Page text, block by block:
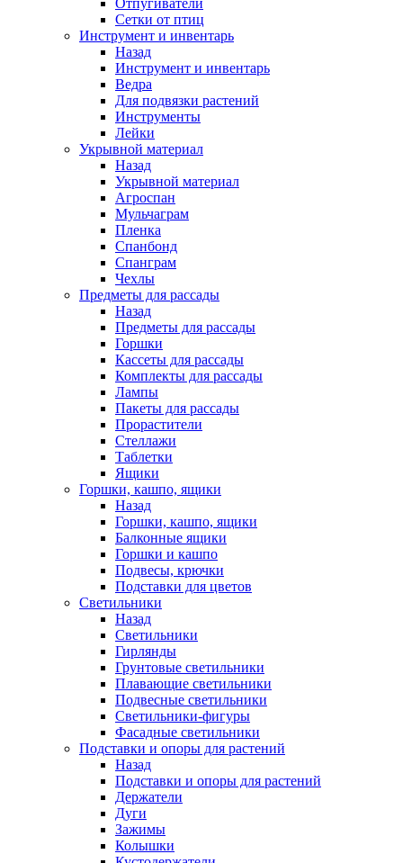
Отпугиватели
Сетки от птиц
Инструмент и инвентарь
Назад
Инструмент и инвентарь
Ведра
Для подвязки растений
Инструменты
Лейки
Укрывной материал
Назад
Укрывной материал
Агроспан
Мульчаграм
Пленка
Спанбонд
Спанграм
Чехлы
Предметы для рассады
Назад
Предметы для рассады
Горшки
Кассеты для рассады
Комплекты для рассады
Лампы
Пакеты для рассады
Прорастители
Стеллажи
Таблетки
Ящики
Горшки, кашпо, ящики
Назад
Горшки, кашпо, ящики
Балконные ящики
Горшки и кашпо
Подвесы, крючки
Подставки для цветов
Светильники
Назад
Светильники
Гирлянды
Грунтовые светильники
Плавающие светильники
Подвесные светильники
Светильники-фигуры
Фасадные светильники
Подставки и опоры для растений
Назад
Подставки и опоры для растений
Держатели
Дуги
Зажимы
Колышки